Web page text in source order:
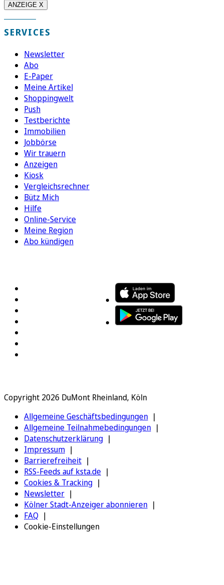
ANZEIGE X
SERVICES
Newsletter
Abo
E-Paper
Meine Artikel
Shoppingwelt
Push
Testberichte
Immobilien
Jobbörse
Wir trauern
Anzeigen
Kiosk
Vergleichsrechner
Bütz Mich
Hilfe
Online-Service
Meine Region
Abo kündigen
Copyright 2026 DuMont Rheinland, Köln
Allgemeine Geschäftsbedingungen
Allgemeine Teilnahmebedingungen
Datenschutzerklärung
Impressum
Barrierefreiheit
RSS-Feeds auf ksta.de
Cookies & Tracking
Newsletter
Kölner Stadt-Anzeiger abonnieren
FAQ
Cookie-Einstellungen